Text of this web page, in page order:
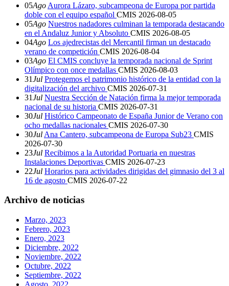
05Ago Aurora Lázaro, subcampeona de Europa por partida
doble con el equipo español CMIS 2026-08-05
05Ago Nuestros nadadores culminan la temporada destacando
en el Andaluz Junior y Absoluto CMIS 2026-08-05
04Ago Los ajedrecistas del Mercantil firman un destacado
verano de competición CMIS 2026-08-04
03Ago El CMIS concluye la temporada nacional de Sprint
Olímpico con once medallas CMIS 2026-08-03
31Jul Protegemos el patrimonio histórico de la entidad con la
digitalización del archivo CMIS 2026-07-31
31Jul Nuestra Sección de Natación firma la mejor temporada
nacional de su historia CMIS 2026-07-31
30Jul Histórico Campeonato de España Junior de Verano con
ocho medallas nacionales CMIS 2026-07-30
30Jul Ana Cantero, subcampeona de Europa Sub23 CMIS
2026-07-30
23Jul Recibimos a la Autoridad Portuaria en nuestras
Instalaciones Deportivas CMIS 2026-07-23
22Jul Horarios para actividades dirigidas del gimnasio del 3 al
16 de agosto CMIS 2026-07-22
Archivo de noticias
Marzo, 2023
Febrero, 2023
Enero, 2023
Diciembre, 2022
Noviembre, 2022
Octubre, 2022
Septiembre, 2022